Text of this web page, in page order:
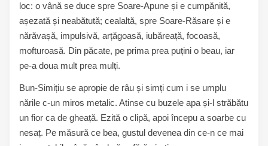
loc: o vână se duce spre Soare-Apune și e cumpănită,
așezată și neabătută; cealaltă, spre Soare-Răsare și e
nărăvașă, impulsivă, arțăgoasă, iubăreață, focoasă,
mofturoasă. Din păcate, pe prima prea puțini o beau, iar
pe-a doua mult prea mulți.
Bun-Simițiu se apropie de râu și simți cum i se umplu
nările c-un miros metalic. Atinse cu buzele apa și-l străbătu
un fior ca de gheață. Ezită o clipă, apoi începu a soarbe cu
nesaț. Pe măsură ce bea, gustul devenea din ce-n ce mai